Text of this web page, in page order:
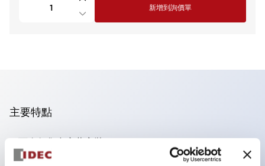
新增到詢價單
主要特點
可進行集合密著安裝
附鎖選擇開關採用高安全性的彈子鎖結構